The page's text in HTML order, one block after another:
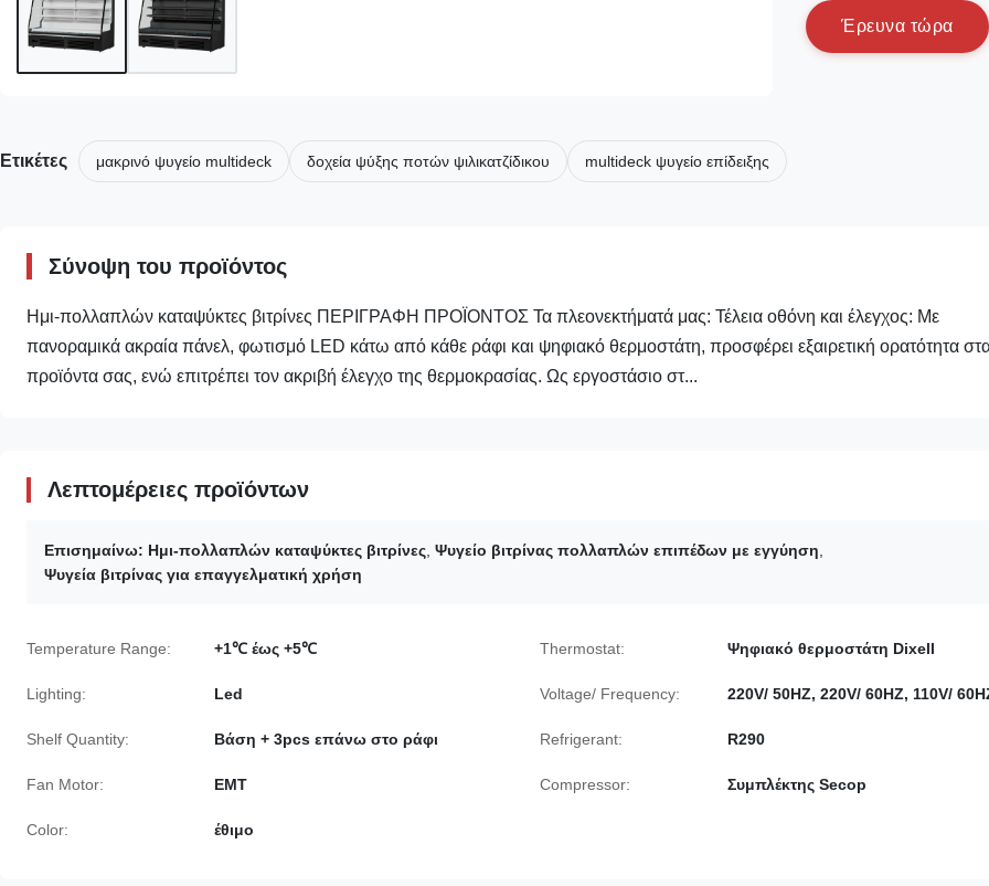
Έρευνα τώρα
Ετικέτες μακρινό ψυγείο multideck δοχεία ψύξης ποτών ψιλικατζίδικου multideck ψυγείο επίδειξης
Σύνοψη του προϊόντος
Ημι-πολλαπλών καταψύκτες βιτρίνες ΠΕΡΙΓΡΑΦΗ ΠΡΟΪΟΝΤΟΣ Τα πλεονεκτήματά μας: Τέλεια οθόνη και έλεγχος: Με
πανοραμικά ακραία πάνελ, φωτισμό LED κάτω από κάθε ράφι και ψηφιακό θερμοστάτη, προσφέρει εξαιρετική ορατότητα
προϊόντα σας, ενώ επιτρέπει τον ακριβή έλεγχο της θερμοκρασίας. Ως εργοστάσιο στ...
Λεπτομέρειες προϊόντων
Επισημαίνω: Ημι-πολλαπλών καταψύκτες βιτρίνες, Ψυγείο βιτρίνας πολλαπλών επιπέδων με εγγύηση,
Ψυγεία βιτρίνας για επαγγελματική χρήση
Temperature Range: +1℃ έως +5℃ Thermostat: Ψηφιακό θερμοστάτη Dixell
Lighting: Led Voltage/ Frequency: 220V/ 50HZ, 220V/ 60HZ, 110V/
Shelf Quantity: Βάση + 3pcs επάνω στο ράφι Refrigerant: R290
Fan Motor: ΕΜΤ Compressor: Συμπλέκτης Secop
Color: έθιμο